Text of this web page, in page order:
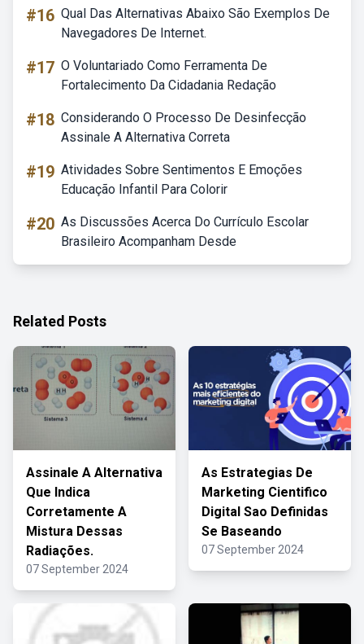
#16 Qual Das Alternativas Abaixo São Exemplos De
Navegadores De Internet.
#17 O Voluntariado Como Ferramenta De
Fortalecimento Da Cidadania Redação
#18 Considerando O Processo De Desinfecção
Assinale A Alternativa Correta
#19 Atividades Sobre Sentimentos E Emoções
Educação Infantil Para Colorir
#20 As Discussões Acerca Do Currículo Escolar
Brasileiro Acompanham Desde
Related Posts
Assinale A Alternativa
Que Indica
Corretamente A
Mistura Dessas
Radiações.
07 September 2024
As Estrategias De
Marketing Cientifico
Digital Sao Definidas
Se Baseando
07 September 2024